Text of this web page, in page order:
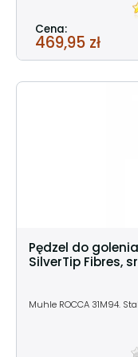
Cena:
469,95 zł
Pędzel do
SilverTip Fibres,
Muhle ROCCA 31M94.